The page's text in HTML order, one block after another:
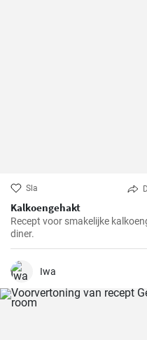
Sla
Kalkoengehakt
Recept voor smakelijke
diner.
Iwa